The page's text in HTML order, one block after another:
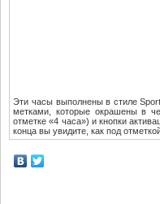
Эти часы выполнены в стиле
метками, которые окрашены в
отметке «4 часа») и кнопки
конца вы увидите, как под